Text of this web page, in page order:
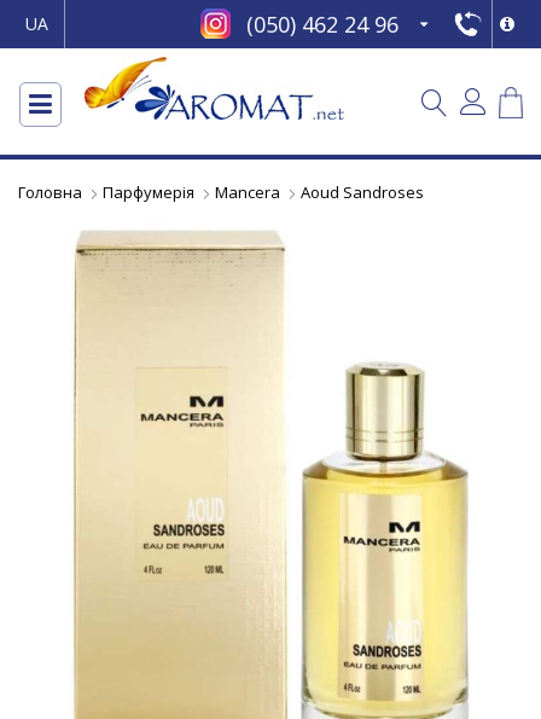
UA (050) 462 24 96
Головна Парфумерія Mancera Aoud Sandroses